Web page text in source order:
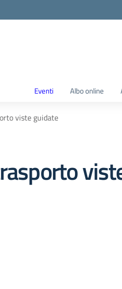
Eventi Albo online
viste guidate